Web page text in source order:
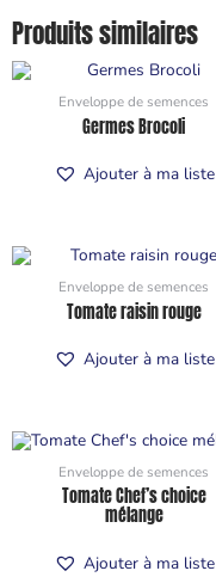
Produits similaires
Enveloppe de semences
Germes Brocoli
Ajouter à ma liste
Enveloppe de semences
Tomate raisin rouge
Ajouter à ma liste
Enveloppe de semences
Tomate Chef’s choice
mélange
Ajouter à ma liste